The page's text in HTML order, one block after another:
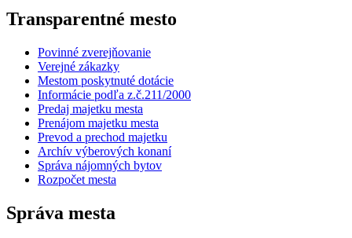
Transparentné mesto
Povinné zverejňovanie
Verejné zákazky
Mestom poskytnuté dotácie
Informácie podľa z.č.211/2000
Predaj majetku mesta
Prenájom majetku mesta
Prevod a prechod majetku
Archív výberových konaní
Správa nájomných bytov
Rozpočet mesta
Správa mesta